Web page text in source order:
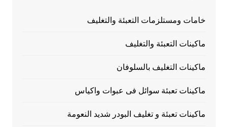
خامات ومستلزمات التعبئة والتغليف
ماكينات التعبئة والتغليف
ماكينات التغليف بالسلوفان
ماكينات تعبئة سوائل فى عبوات واكياس
ماكينات تعبئة و تغليف البودر شديد النعومة